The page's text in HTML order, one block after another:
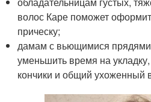
волос Каре поможет
прическу;
дамам с вьющимися прядями
уменьшить время на
кончики и общий ухоженный